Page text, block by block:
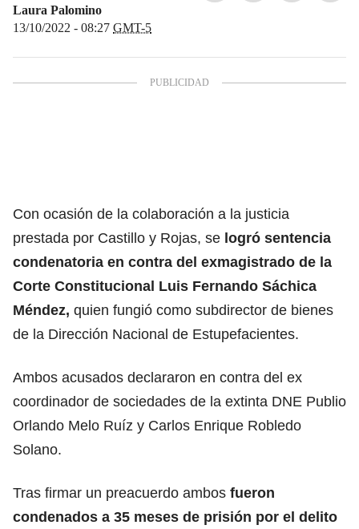
Laura Palomino
13/10/2022 - 08:27 GMT-5
Con ocasión de la colaboración a la justicia
prestada por Castillo y Rojas, se logró sentencia
condenatoria en contra del exmagistrado de la
Corte Constitucional Luis Fernando Sáchica
Méndez, quien fungió como subdirector de bienes
de la Dirección Nacional de Estupefacientes.
Ambos acusados declararon en contra del ex
coordinador de sociedades de la extinta DNE Publio
Orlando Melo Ruíz y Carlos Enrique Robledo
Solano.
Tras firmar un preacuerdo ambos fueron
condenados a 35 meses de prisión por el delito